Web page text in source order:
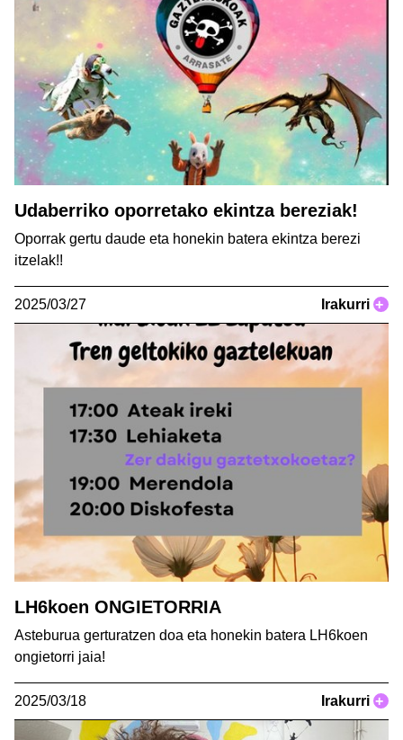
Udaberriko oporretako ekintza bereziak!
Oporrak gertu daude eta honekin batera ekintza berezi
itzelak!!
2025/03/27 Irakurri +
LH6koen ONGIETORRIA
Asteburua gerturatzen doa eta honekin batera LH6koen
ongietorri jaia!
2025/03/18 Irakurri +